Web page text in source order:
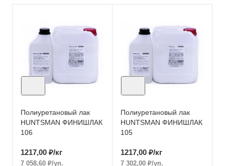
Полиуретановый лак
HUNTSMAN ФИНИШЛАК
106
1217,00 ₽/кг
7 058,60 ₽/уп.
Полиуретановый лак
HUNTSMAN ФИНИШЛАК
105
1217,00 ₽/кг
7 302,00 ₽/уп.